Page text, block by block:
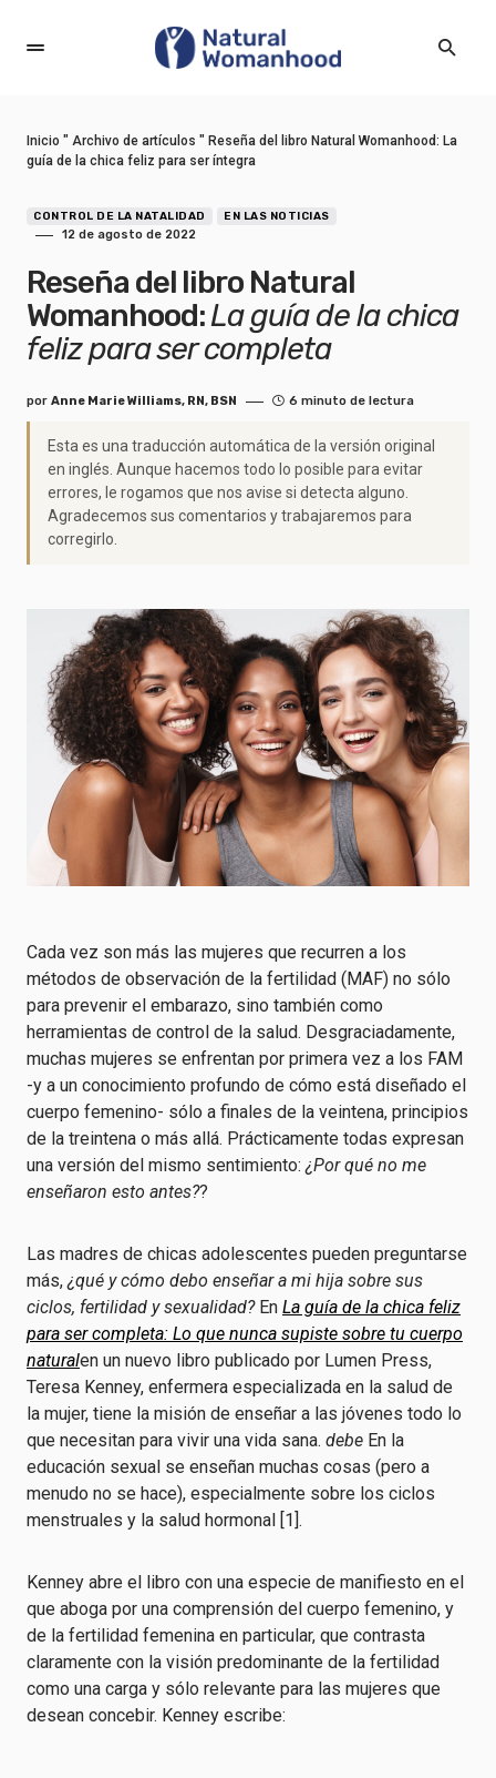
Inicio " Archivo de artículos " Reseña del libro Natural Womanhood: La
guía de la chica feliz para ser íntegra
CONTROL DE LA NATALIDAD EN LAS NOTICIAS
12 de agosto de 2022
Reseña del libro Natural
Womanhood:La guía de la chica
feliz para ser completa
por Anne Marie Williams, RN, BSN 6 minuto de lectura
Esta es una traducción automática de la versión original
en inglés. Aunque hacemos todo lo posible para evitar
errores, le rogamos que nos avise si detecta alguno.
Agradecemos sus comentarios y trabajaremos para
corregirlo.
Cada vez son más las mujeres que recurren a los
métodos de observación de la fertilidad (MAF) no sólo
para prevenir el embarazo, sino también como
herramientas de control de la salud. Desgraciadamente,
muchas mujeres se enfrentan por primera vez a los FAM
-y a un conocimiento profundo de cómo está diseñado el
cuerpo femenino- sólo a finales de la veintena, principios
de la treintena o más allá. Prácticamente todas expresan
una versión del mismo sentimiento:¿Por qué no me
enseñaron esto antes??
Las madres de chicas adolescentes pueden preguntarse
más,¿qué y cómo debo enseñar a mi hija sobre sus
ciclos, fertilidad y sexualidad? En La guía de la chica feliz
para ser completa: Lo que nunca supiste sobre tu cuerpo
naturalen un nuevo libro publicado por Lumen Press,
Teresa Kenney, enfermera especializada en la salud de
la mujer, tiene la misión de enseñar a las jóvenes todo lo
que necesitan para vivir una vida sana. debe En la
educación sexual se enseñan muchas cosas (pero a
menudo no se hace), especialmente sobre los ciclos
menstruales y la salud hormonal [1].
Kenney abre el libro con una especie de manifiesto en el
que aboga por una comprensión del cuerpo femenino, y
de la fertilidad femenina en particular, que contrasta
claramente con la visión predominante de la fertilidad
como una carga y sólo relevante para las mujeres que
desean concebir. Kenney escribe: